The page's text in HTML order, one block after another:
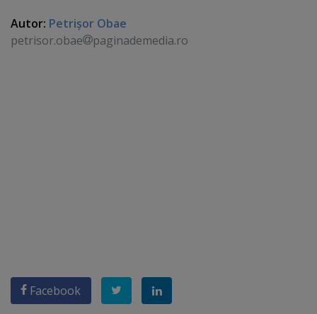
Autor: Petrişor Obae
petrisor.obae
paginademedia.ro
Facebook